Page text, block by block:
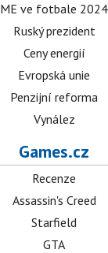
ME ve fotbale 2024
Ruský prezident
Ceny energií
Evropská unie
Penzijní reforma
Vynález
Games.cz
Recenze
Assassin's Creed
Starfield
GTA